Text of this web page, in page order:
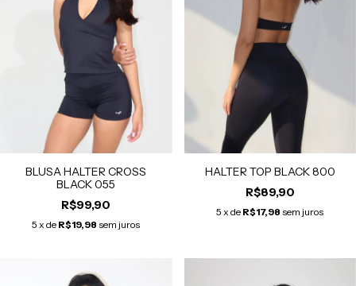
BLUSA HALTER CROSS
BLACK 055
R$99,90
5 x de R$19,98 sem juros
HALTER TOP BLACK 800
R$89,90
5 x de R$17,98 sem juros